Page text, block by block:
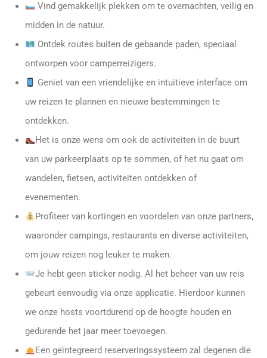
Vind gemakkelijk plekken om te overnachten, veilig en
midden in de natuur.
Ontdek routes buiten de gebaande paden, speciaal
ontworpen voor camperreizigers.
Geniet van een vriendelijke en intuïtieve interface om
uw reizen te plannen en nieuwe bestemmingen te
ontdekken.
Het is onze wens om ook de activiteiten in de buurt
van uw parkeerplaats op te sommen, of het nu gaat om
wandelen, fietsen, activiteiten ontdekken of
evenementen.
Profiteer van kortingen en voordelen van onze partners,
waaronder campings, restaurants en diverse activiteiten,
om jouw reizen nog leuker te maken.
Je hebt geen sticker nodig. Al het beheer van uw reis
gebeurt eenvoudig via onze applicatie. Hierdoor kunnen
we onze hosts voortdurend op de hoogte houden en
gedurende het jaar meer toevoegen.
Een geïntegreerd reserveringssysteem zal degenen die